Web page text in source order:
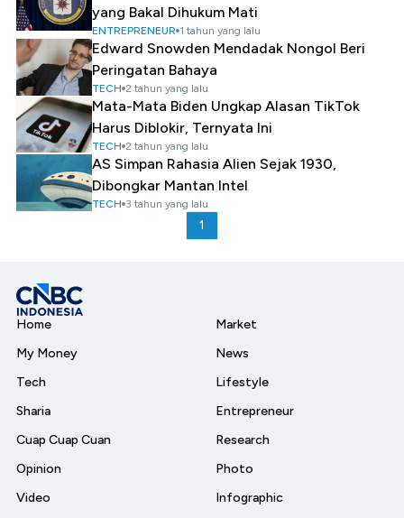
yang Bakal Dihukum Mati
ENTREPRENEUR 1 tahun yang lalu
Edward Snowden Mendadak Nongol Beri
Peringatan Bahaya
TECH 2 tahun yang lalu
Mata-Mata Biden Ungkap Alasan TikTok
Harus Diblokir, Ternyata Ini
TECH 2 tahun yang lalu
AS Simpan Rahasia Alien Sejak 1930,
Dibongkar Mantan Intel
TECH 3 tahun yang lalu
1
Home
My Money
Tech
Sharia
Cuap Cuap Cuan
Opinion
Video
Market
News
Lifestyle
Entrepreneur
Research
Photo
Infographic